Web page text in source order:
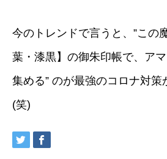
今のトレンドで言うと、”この
葉・漆黒】の御朱印帳で、ア
集める” のが最強のコロナ対策
(笑)